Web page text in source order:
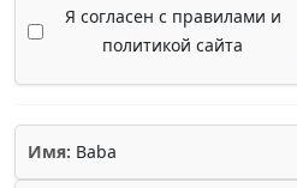
Я согласен с правилами и
политикой сайта
Имя: Baba